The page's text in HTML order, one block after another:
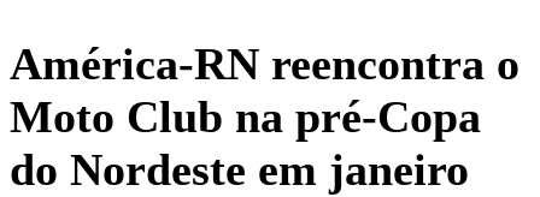
América-RN reencontra o
Moto Club na pré-Copa
do Nordeste em janeiro